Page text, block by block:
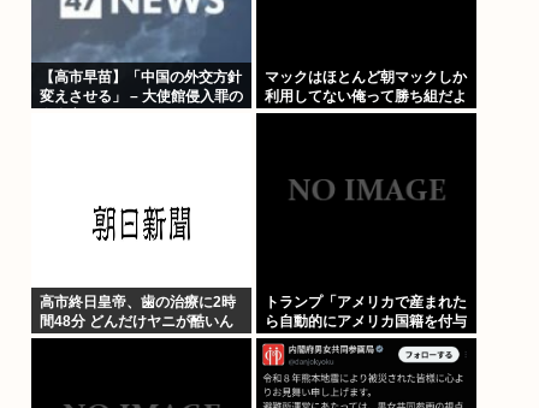
【高市早苗】「中国の外交方針
変えさせる」 – 大使館侵入罪の
マックはほとんど朝マックしか
利用してない俺って勝ち組だよ
な
高市終日皇帝、歯の治療に2時
間48分 どんだけヤニが酷いん
だ
トランプ「アメリカで産まれた
ら自動的にアメリカ国籍を付与
するのをやめる！」